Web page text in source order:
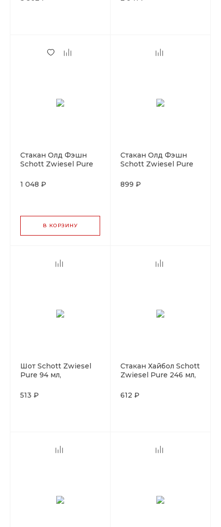
Стакан Олд Фэшн
Schott Zwiesel Pure
стекло, Германия
1 048 ₽
В КОРЗИНУ
Стакан Олд Фэшн
Schott Zwiesel Pure
стекло, Германия
899 ₽
Шот Schott Zwiesel
Pure 94 мл,
Германия
513 ₽
Стакан Хайбол Schott
Zwiesel Pure 246 мл,
Германия
612 ₽